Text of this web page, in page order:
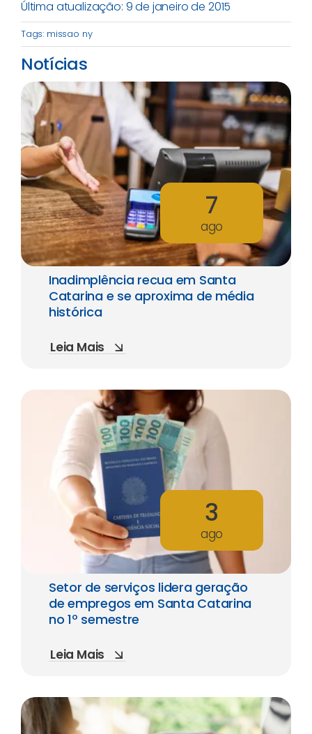
Última atualização: 9 de janeiro de 2015
Tags: missao ny
Notícias
7
ago
Inadimplência recua em Santa
Catarina e se aproxima de média
histórica
Leia Mais
3
ago
Setor de serviços lidera geração
de empregos em Santa Catarina
no 1º semestre
Leia Mais